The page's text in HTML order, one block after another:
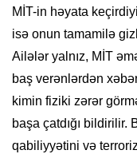
MİT-in həyata
isə onun tamamilə
Ailələr yalnız, MİT
baş verənlərdən
kimin fiziki zərər
başa çatdığı
qabiliyyətini və